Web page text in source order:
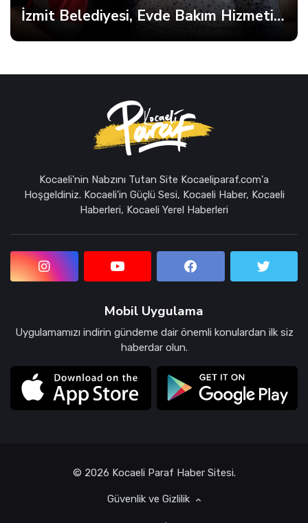
İzmit Belediyesi, Evde Bakım Hizmetine Kesintisiz Devam Ediyor
Kocaeli'nin Nabzını Tutan Site Kocaeliparaf.com'a
Hoşgeldiniz. Kocaeli'in Güçlü Sesi, Kocaeli Haber, Kocaeli
Haberleri, Kocaeli Yerel Haberleri
Mobil Uygulama
Uygulamamızı indirin gündeme dair önemli konulardan ilk siz
haberdar olun.
© 2026 Kocaeli Paraf Haber Sitesi.
Güvenlik ve Gizlilik